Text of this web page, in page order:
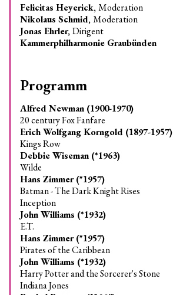
Felicitas Heyerick,Moderation
Nikolaus Schmid,Moderation
Jonas Ehrler,Dirigent
Kammerphilharmonie Graubünden
Programm
Alfred Newman (1900-1970)
20 century Fox Fanfare
Erich Wolfgang Korngold (1897-1957)
Kings Row
Debbie Wiseman (*1963)
Wilde
Hans Zimmer (*1957)
Batman - The Dark Knight Rises
Inception
John Williams (*1932)
E.T.
Hans Zimmer (*1957)
Pirates of the Caribbean
John Williams (*1932)
Harry Potter and the Sorcerer's Stone
Indiana Jones